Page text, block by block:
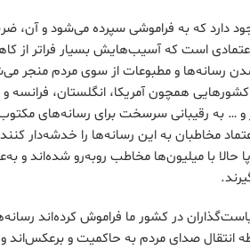
دارد که به فراموشی سپرده می‌شود و آن،
است که آسیب‌هایش بسیار فراتر از
رسانه‌ها و مطبوعات از سوی مردم منجر
همچون آمریکا، انگلستان،
و … به رقیبانی سرسخت برای رسانه‌های
و اعتماد مخاطبان به این رسانه‌ها را
حالا با میلیون‌ها مخاطب رو‌به‌رو شده‌اند و
در کشور ما فراموش کرده‌اند
صدای مردم به حاکمیت و برعکس‌اند و